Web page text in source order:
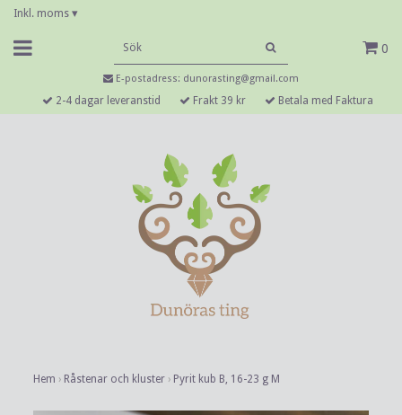
Inkl. moms ▾
0
E-postadress: dunorasting@gmail.com
2-4 dagar leveranstid Frakt 39 kr Betala med Faktura
Hem › Råstenar och kluster › Pyrit kub B, 16-23 g M